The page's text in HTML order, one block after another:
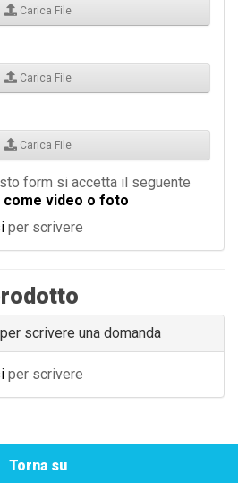
Carica File
Carica File
Carica File
form si accetta il seguente
video o foto
per scrivere
scrivere una domanda
per scrivere
Torna su